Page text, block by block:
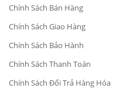
Chính Sách Bán Hàng
Chính Sách Giao Hàng
Chính Sách Bảo Hành
Chính Sách Thanh Toán
Chính Sách Đổi Trả Hàng Hóa